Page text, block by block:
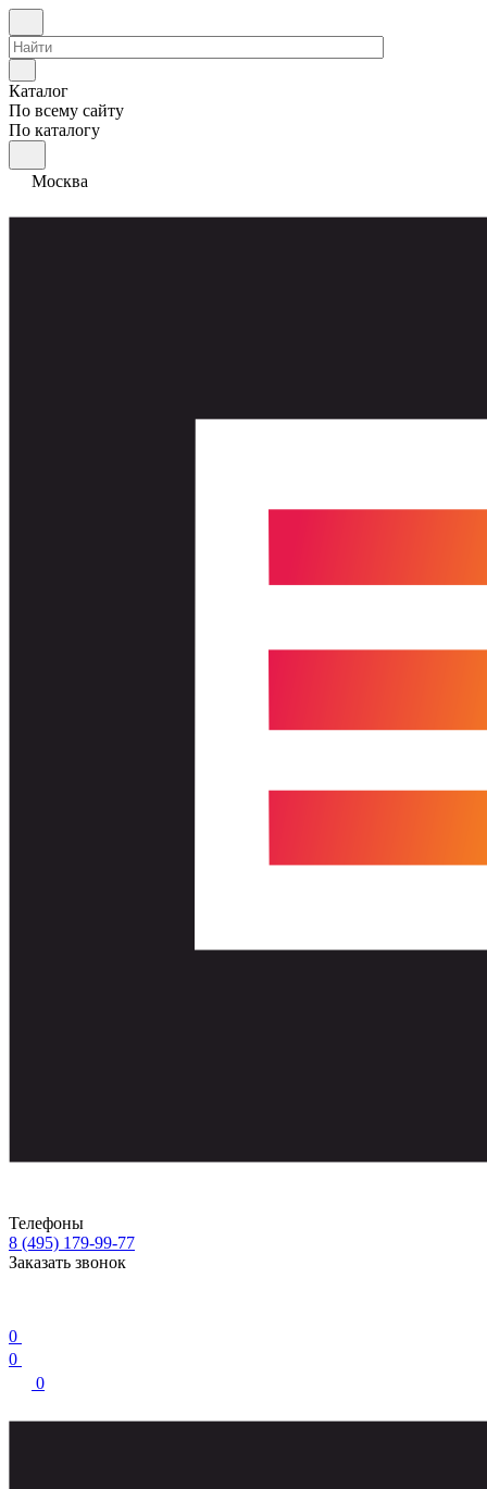
Каталог
По всему сайту
По каталогу
Москва
Телефоны
8 (495) 179-99-77
Заказать звонок
0
0
0